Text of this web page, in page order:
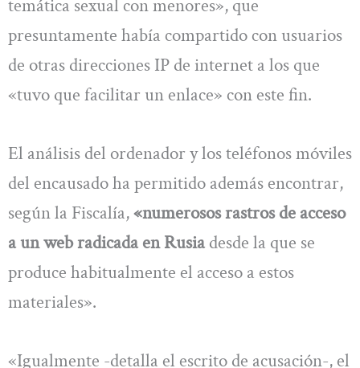
temática sexual con menores», que
presuntamente había compartido con usuarios
de otras direcciones IP de internet a los que
«tuvo que facilitar un enlace» con este fin.
El análisis del ordenador y los teléfonos móviles
del encausado ha permitido además encontrar,
según la Fiscalía,«numerosos rastros de acceso
a un web radicada en Rusiadesde la que se
produce habitualmente el acceso a estos
materiales».
«Igualmente -detalla el escrito de acusación-, el